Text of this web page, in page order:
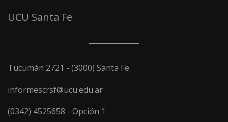
UCU Santa Fe
Tucumán 2721 - (3000) Santa Fe
informescrsf@ucu.edu.ar
(0342) 4525658 - Opción 1